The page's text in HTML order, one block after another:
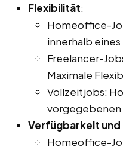
Flexibilität:
Homeoffice-
innerhalb eines
Freelancer-
Maximale
Vollzeitjobs:
vorgegebenen
Verfügbarkeit
Homeoffice-